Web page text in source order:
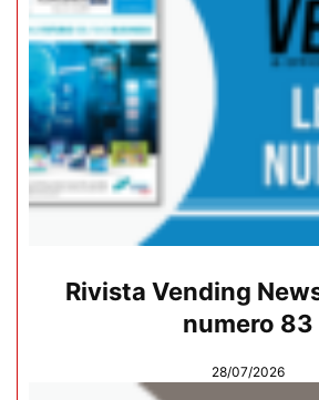
Rivista Vending
numero 83
28/07/2026